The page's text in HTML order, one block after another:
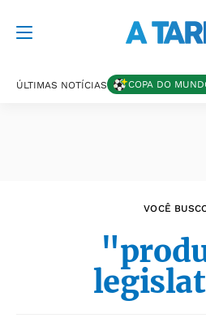
ÚLTIMAS NOTÍCIAS COPA DO
VOCÊ